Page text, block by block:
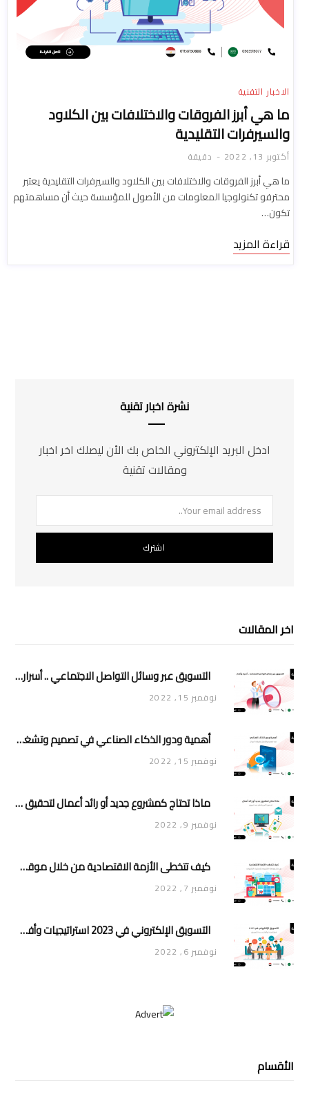
الاخبار التقنية
ما هي أبرز الفروقات والاختلافات بين الكلاود
والسيرفرات التقليدية
أكتوبر 13, 2022 دقيقة
ما هي أبرز الفروقات والاختلافات بين الكلاود والسيرفرات التقليدية يعتبر
محترفو تكنولوجيا المعلومات من الأصول للمؤسسة حيث أن مساهمتهم
تكون…
قراءة المزيد
نشرة اخبار تقنية
ادخل البريد الإلكتروني الخاص بك الأن ليصلك اخر اخبار
ومقالات تقنية
اخر المقالات
التسويق عبر وسائل التواصل الاجتماعي .. أسرار وأفكار
نوفمبر 15, 2022
أهمية ودور الذكاء الصناعي في تصميم وتشغيل تطبيقات الجوال
نوفمبر 15, 2022
ماذا تحتاج كمشروع جديد أو رائد أعمال لتحقيق تأثير وانتشار في السوق
نوفمبر 9, 2022
كيف تتخطى الأزمة الاقتصادية من خلال موقعك الإلكتروني أو متجرك الإلكتروني
نوفمبر 7, 2022
التسويق الإلكتروني في 2023 استراتيجيات وأفكار جديدة للتسويق
نوفمبر 6, 2022
الأقسام